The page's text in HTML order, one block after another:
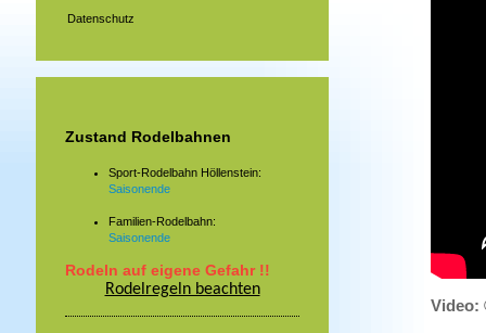
Video:
Datenschutz
Zustand Rodelbahnen
Sport-Rodelbahn Höllenstein:
Saisonende
Familien-Rodelbahn:
Saisonende
Rodeln auf eigene Gefahr !!
Rodelregeln beachten